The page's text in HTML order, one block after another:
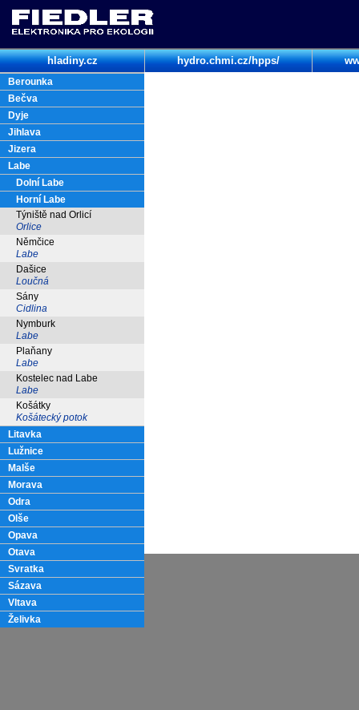
hladiny.cz hydro.chmi.cz/hpps/
Berounka
Bečva
Dyje
Jihlava
Jizera
Labe
Dolní Labe
Horní Labe
Týniště nad Orlicí
Orlice
Němčice
Labe
Dašice
Loučná
Sány
Cidlina
Nymburk
Labe
Plaňany
Labe
Kostelec nad Labe
Labe
Košátky
Košátecký potok
Litavka
Lužnice
Malše
Morava
Odra
Olše
Opava
Otava
Svratka
Sázava
Vltava
Želivka